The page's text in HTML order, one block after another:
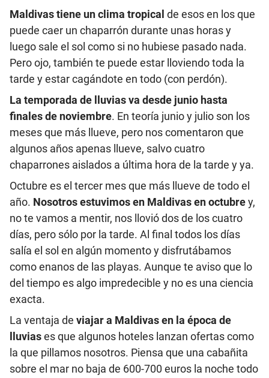
Maldivas tiene un clima tropical de esos en los que
puede caer un chaparrón durante unas horas y
luego sale el sol como si no hubiese pasado nada.
Pero ojo, también te puede estar lloviendo toda la
tarde y estar cagándote en todo (con perdón).
La temporada de lluviasva desde junio hasta
finales de noviembre. En teoría junio y julio son los
meses que más llueve, pero nos comentaron que
algunos años apenas llueve, salvo cuatro
chaparrones aislados a última hora de la tarde y ya.
Octubre es el tercer mes que más llueve de todo el
año. Nosotros estuvimos en Maldivas en octubrey,
no te vamos a mentir, nos llovió dos de los cuatro
días, pero sólo por la tarde. Al final todos los días
salía el sol en algún momento y disfrutábamos
como enanos de las playas. Aunque te aviso que lo
del tiempo es algo impredecible y no es una ciencia
exacta.
La ventaja de viajar a Maldivas en la época de
lluviases que algunos hoteles lanzan ofertas como
la que pillamos nosotros. Piensa que una cabañita
sobre el mar no baja de 600-700 euros la noche todo